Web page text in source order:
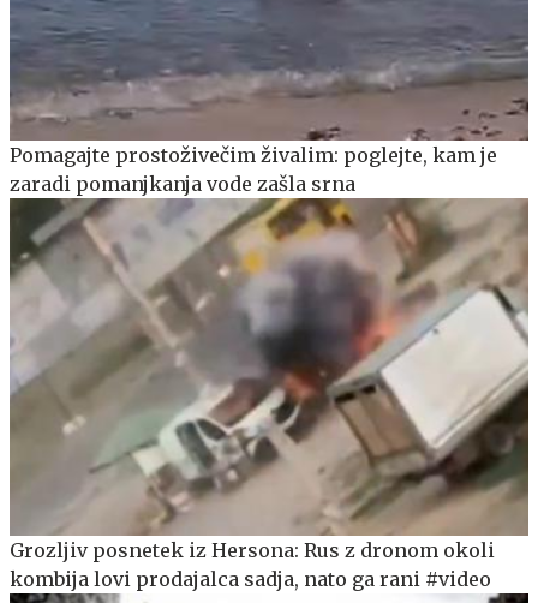
Pomagajte prostoživečim živalim: poglejte, kam je
zaradi pomanjkanja vode zašla srna
Grozljiv posnetek iz Hersona: Rus z dronom okoli
kombija lovi prodajalca sadja, nato ga rani #video